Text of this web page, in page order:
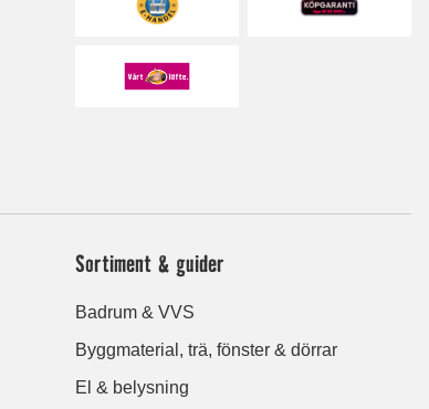
Sortiment & guider
Badrum & VVS
Byggmaterial, trä, fönster & dörrar
El & belysning